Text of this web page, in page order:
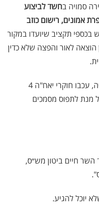
חשד לביצוע
אמונים, רישום כוזב
בכספי תקציב שיועדו במקור
הוצאה לאור והפצה שלא כדין
הבוקר, במסגרת המעבר לחקירה גלויה, עכבו חוקרי יאח"ה 4
מנת לתפוס מסמכים
השר חיים ביטון מש״ס,
יוכל להגיע.